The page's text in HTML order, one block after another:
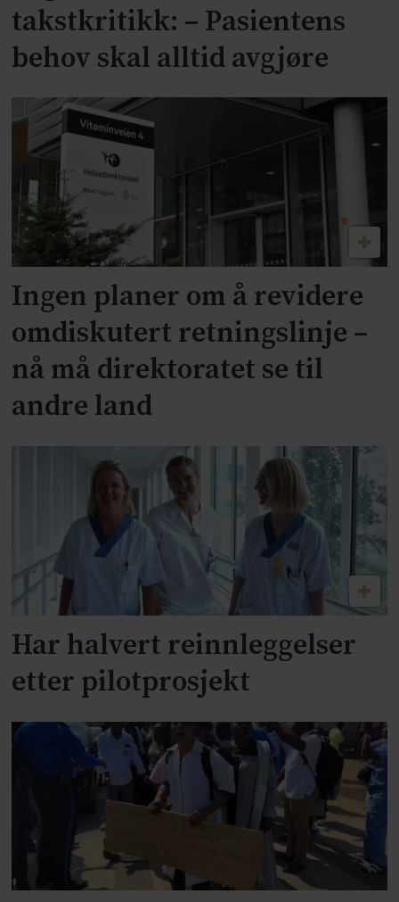
takstkritikk: – Pasientens
behov skal alltid avgjøre
Ingen planer om å revidere
omdiskutert retningslinje –
nå må direktoratet se til
andre land
Har halvert reinnleggelser
etter pilotprosjekt